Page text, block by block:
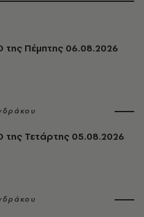
της Πέμπτης 06.08.2026
της Τετάρτης 05.08.2026